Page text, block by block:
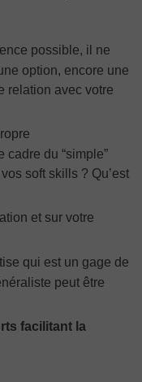
possible, il ne
option, encore une
relation avec votre
cadre du “simple”
soft skills ? Qu’est
et sur votre
qui est un gage de
peut être
facilitant la